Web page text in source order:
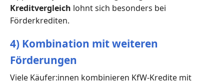
Kreditvergleich lohnt sich besonders bei
Förderkrediten.
4) Kombination mit weiteren
Förderungen
Viele Käufer:innen kombinieren KfW-Kredite mit